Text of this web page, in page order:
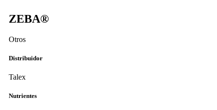
ZEBA®
Otros
Distribuidor
Talex
Nutrientes